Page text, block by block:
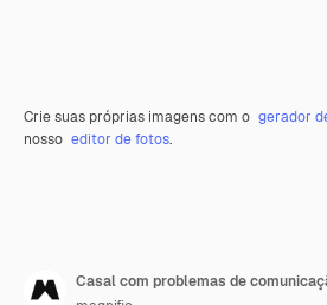
Crie suas próprias imagens com o gerador
nosso editor de fotos.
Casal com problemas de